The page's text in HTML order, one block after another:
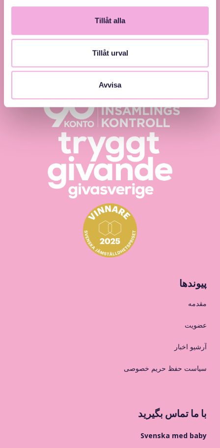
Tillåt alla
Tillåt urval
Avvisa
och inkludering.
پیوندها
مقدمه
عضویت
آرشیو اخبار
سیاست حفظ حریم خصوصی
با ما تماس بگیرید
Svenska med baby